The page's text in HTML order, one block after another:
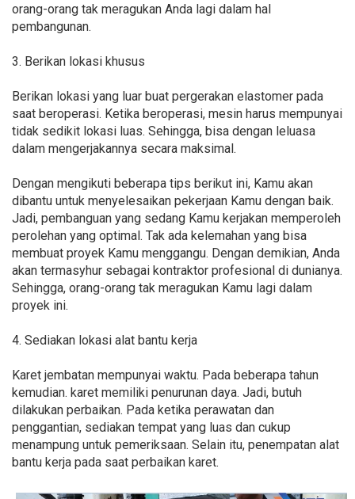
orang-orang tak meragukan Anda lagi dalam hal
pembangunan.
3. Berikan lokasi khusus
Berikan lokasi yang luar buat pergerakan elastomer pada
saat beroperasi. Ketika beroperasi, mesin harus mempunyai
tidak sedikit lokasi luas. Sehingga, bisa dengan leluasa
dalam mengerjakannya secara maksimal.
Dengan mengikuti beberapa tips berikut ini, Kamu akan
dibantu untuk menyelesaikan pekerjaan Kamu dengan baik.
Jadi, pembanguan yang sedang Kamu kerjakan memperoleh
perolehan yang optimal. Tak ada kelemahan yang bisa
membuat proyek Kamu menggangu. Dengan demikian, Anda
akan termasyhur sebagai kontraktor profesional di dunianya.
Sehingga, orang-orang tak meragukan Kamu lagi dalam
proyek ini.
4. Sediakan lokasi alat bantu kerja
Karet jembatan mempunyai waktu. Pada beberapa tahun
kemudian. karet memiliki penurunan daya. Jadi, butuh
dilakukan perbaikan. Pada ketika perawatan dan
penggantian, sediakan tempat yang luas dan cukup
menampung untuk pemeriksaan. Selain itu, penempatan alat
bantu kerja pada saat perbaikan karet.